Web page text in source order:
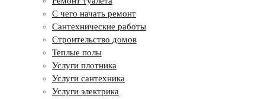
С чего начать ремонт
Сантехнические работы
Строительство домов
Теплые полы
Услуги плотника
Услуги сантехника
Услуги электрика